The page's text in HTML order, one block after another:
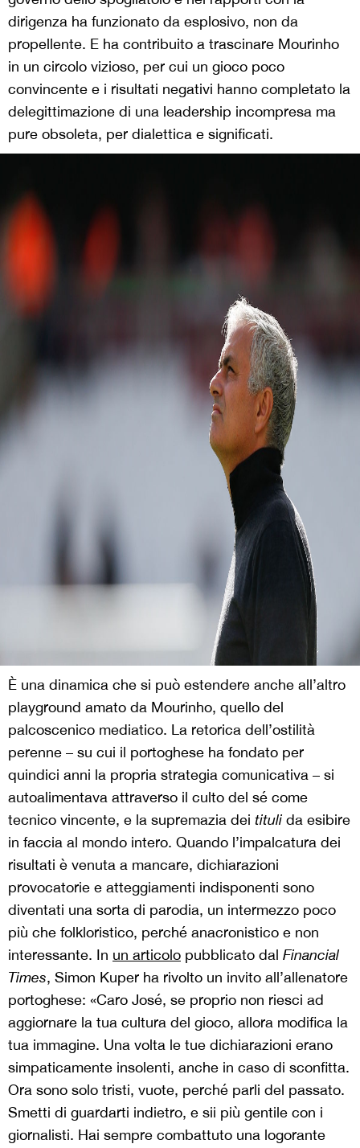
dirigenza ha funzionato da esplosivo, non da
propellente. E ha contribuito a trascinare Mourinho
in un circolo vizioso, per cui un gioco poco
convincente e i risultati negativi hanno completato la
delegittimazione di una leadership incompresa ma
pure obsoleta, per dialettica e significati.
È una dinamica che si può estendere anche all’altro
playground amato da Mourinho, quello del
palcoscenico mediatico. La retorica dell’ostilità
perenne – su cui il portoghese ha fondato per
quindici anni la propria strategia comunicativa – si
autoalimentava attraverso il culto del sé come
tecnico vincente, e la supremazia dei tituli da esibire
in faccia al mondo intero. Quando l’impalcatura dei
risultati è venuta a mancare, dichiarazioni
provocatorie e atteggiamenti indisponenti sono
diventati una sorta di parodia, un intermezzo poco
più che folkloristico, perché anacronistico e non
interessante. In un articolo pubblicato dal Financial
Times, Simon Kuper ha rivolto un invito all’allenatore
portoghese: «Caro José, se proprio non riesci ad
aggiornare la tua cultura del gioco, allora modifica la
tua immagine. Una volta le tue dichiarazioni erano
simpaticamente insolenti, anche in caso di sconfitta.
Ora sono solo tristi, vuote, perché parli del passato.
Smetti di guardarti indietro, e sii più gentile con i
giornalisti. Hai sempre combattuto una logorante